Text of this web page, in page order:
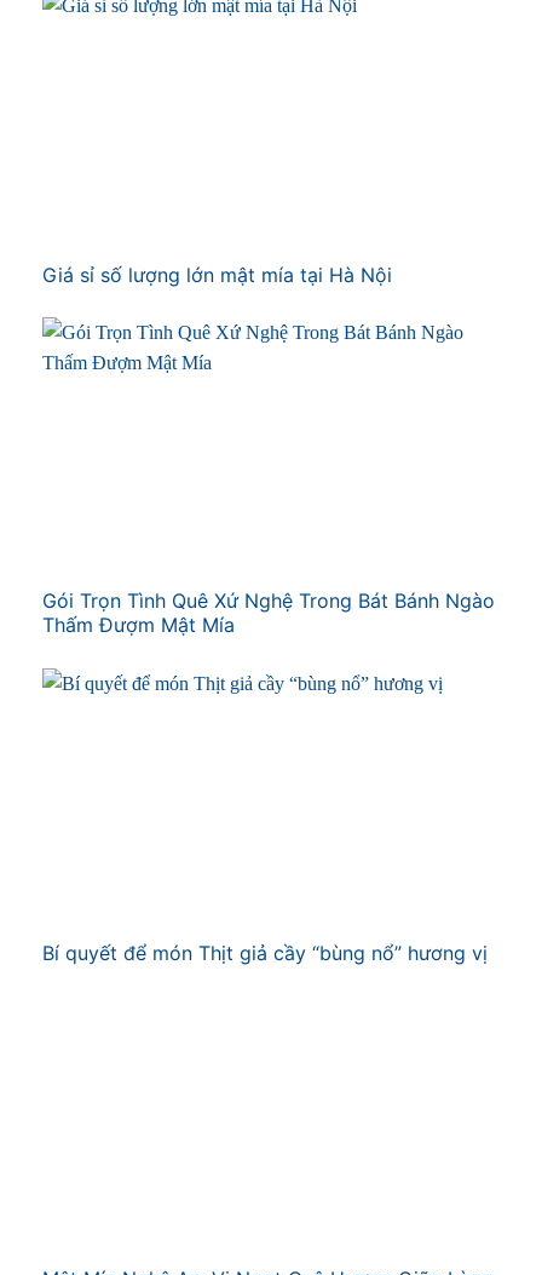
Giá sỉ số lượng lớn mật mía tại Hà Nội
Gói Trọn Tình Quê Xứ Nghệ Trong Bát Bánh Ngào
Thấm Đượm Mật Mía
Bí quyết để món Thịt giả cầy “bùng nổ” hương vị